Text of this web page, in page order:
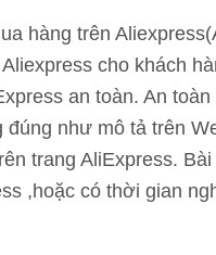
hàng trên
cho khách
an toàn. An
như mô tả trên
trang AliExpress.
,hoặc có thời gian